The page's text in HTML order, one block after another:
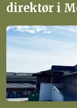
direktør i